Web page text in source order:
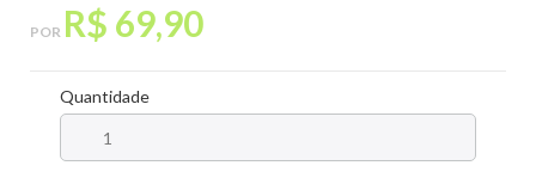
POR R$ 69,90
Quantidade